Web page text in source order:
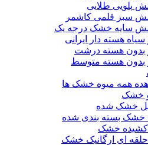
پلویی طلایی
سبز قلمی کاشمر
سایه خشک درجه یک
سیاه هسته دار ایرانی
بدون هسته درشت
بدون هسته متوسط
همه میوه خشک ها
خشک
خشک شده
خشک بسته بندی شده
کشیده خشک
ای ارگانیک خشک